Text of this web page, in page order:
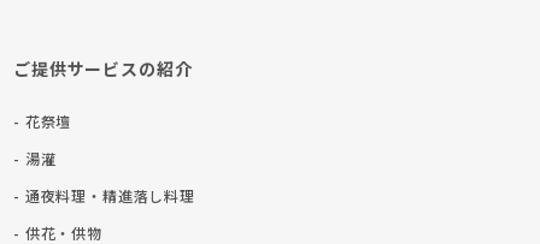
ご提供サービスの紹介
- 花祭壇
- 湯灌
- 通夜料理・精進落し料理
- 供花・供物